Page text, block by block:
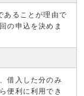
あることが理由で
の申込を決めま
借入した分のみ
便利に利用でき